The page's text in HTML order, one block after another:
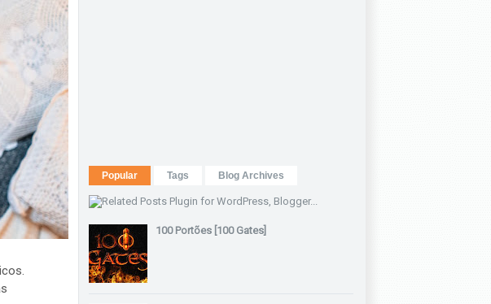
Popular Tags Blog Archives
100 Portões [100 Gates]